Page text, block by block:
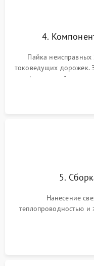
4.
Пайка неисправных
токоведущих дорожек.
инфракрасной
BIOS или
5.
Нанесение
теплопроводностью и
шлейфов, модулей